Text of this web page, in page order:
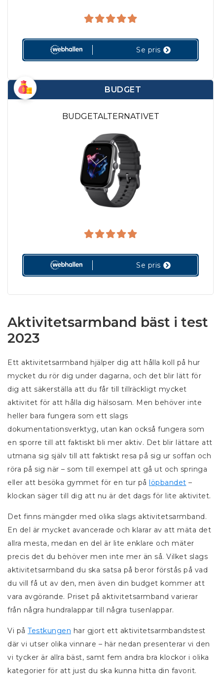
Se pris
BUDGET
BUDGETALTERNATIVET
Se pris
Aktivitetsarmband bäst i test
2023
Ett aktivitetsarmband hjälper dig att hålla koll på hur
mycket du rör dig under dagarna, och det blir lätt för
dig att säkerställa att du får till tillräckligt mycket
aktivitet för att hålla dig hälsosam. Men behöver inte
heller bara fungera som ett slags
dokumentationsverktyg, utan kan också fungera som
en sporre till att faktiskt bli mer aktiv. Det blir lättare att
utmana sig själv till att faktiskt resa på sig ur soffan och
röra på sig när – som till exempel att gå ut och springa
eller att besöka gymmet för en tur på löpbandet –
klockan säger till dig att nu är det dags för lite aktivitet.
Det finns mängder med olika slags aktivitetsarmband.
En del är mycket avancerade och klarar av att mäta det
allra mesta, medan en del är lite enklare och mäter
precis det du behöver men inte mer än så. Vilket slags
aktivitetsarmband du ska satsa på beror förstås på vad
du vill få ut av den, men även din budget kommer att
vara avgörande. Priset på aktivitetsarmband varierar
från några hundralappar till några tusenlappar.
Vi på Testkungen har gjort ett aktivitetsarmbandstest
där vi utser olika vinnare – här nedan presenterar vi den
vi tycker är allra bäst, samt fem andra bra klockor i olika
kategorier för att just du ska kunna hitta din favorit.